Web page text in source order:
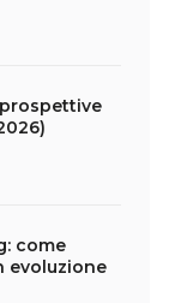
come
evoluzione